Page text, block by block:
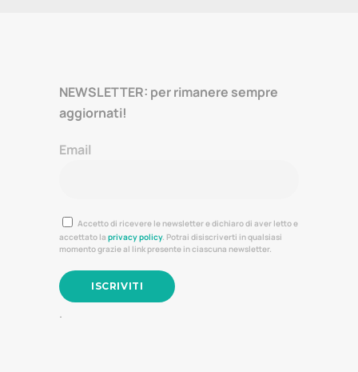
NEWSLETTER: per rimanere sempre
aggiornati!
Email
Accetto di ricevere le newsletter e dichiaro di aver letto e
accettato la privacy policy. Potrai disiscriverti in qualsiasi
momento grazie al link presente in ciascuna newsletter.
.